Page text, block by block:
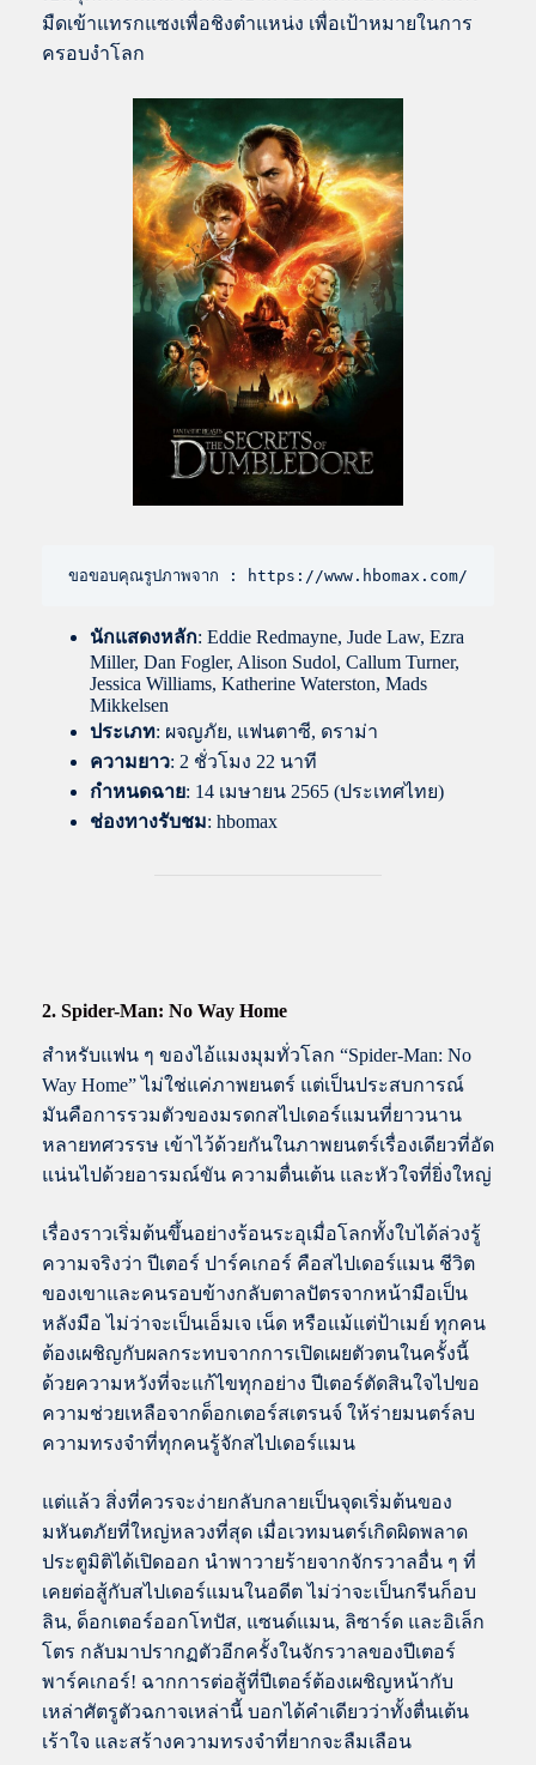
มืดเข้าแทรกแซงเพื่อชิงตำแหน่ง เพื่อเป้าหมายในการ
ครอบงำโลก
ขอขอบคุณรูปภาพจาก : https://www.hbomax.com/
นักแสดงหลัก: Eddie Redmayne, Jude Law, Ezra
Miller, Dan Fogler, Alison Sudol, Callum Turner,
Jessica Williams, Katherine Waterston, Mads
Mikkelsen
ประเภท: ผจญภัย, แฟนตาซี, ดราม่า
ความยาว: 2 ชั่วโมง 22 นาที
กำหนดฉาย: 14 เมษายน 2565 (ประเทศไทย)
ช่องทางรับชม: hbomax
2. Spider-Man: No Way Home
สำหรับแฟน ๆ ของไอ้แมงมุมทั่วโลก “Spider-Man: No
Way Home” ไม่ใช่แค่ภาพยนตร์ แต่เป็นประสบการณ์
มันคือการรวมตัวของมรดกสไปเดอร์แมนที่ยาวนาน
หลายทศวรรษ เข้าไว้ด้วยกันในภาพยนตร์เรื่องเดียวที่อัด
แน่นไปด้วยอารมณ์ขัน ความตื่นเต้น และหัวใจที่ยิ่งใหญ่
เรื่องราวเริ่มต้นขึ้นอย่างร้อนระอุเมื่อโลกทั้งใบได้ล่วงรู้
ความจริงว่า ปีเตอร์ ปาร์คเกอร์ คือสไปเดอร์แมน ชีวิต
ของเขาและคนรอบข้างกลับตาลปัตรจากหน้ามือเป็น
หลังมือ ไม่ว่าจะเป็นเอ็มเจ เน็ด หรือแม้แต่ป้าเมย์ ทุกคน
ต้องเผชิญกับผลกระทบจากการเปิดเผยตัวตนในครั้งนี้
ด้วยความหวังที่จะแก้ไขทุกอย่าง ปีเตอร์ตัดสินใจไปขอ
ความช่วยเหลือจากด็อกเตอร์สเตรนจ์ ให้ร่ายมนตร์ลบ
ความทรงจำที่ทุกคนรู้จักสไปเดอร์แมน
แต่แล้ว สิ่งที่ควรจะง่ายกลับกลายเป็นจุดเริ่มต้นของ
มหันตภัยที่ใหญ่หลวงที่สุด เมื่อเวทมนตร์เกิดผิดพลาด
ประตูมิติได้เปิดออก นำพาวายร้ายจากจักรวาลอื่น ๆ ที่
เคยต่อสู้กับสไปเดอร์แมนในอดีต ไม่ว่าจะเป็นกรีนก็อบ
ลิน, ด็อกเตอร์ออกโทปัส, แซนด์แมน, ลิซาร์ด และอิเล็ก
โตร กลับมาปรากฏตัวอีกครั้งในจักรวาลของปีเตอร์
พาร์คเกอร์! ฉากการต่อสู้ที่ปีเตอร์ต้องเผชิญหน้ากับ
เหล่าศัตรูตัวฉกาจเหล่านี้ บอกได้คำเดียวว่าทั้งตื่นเต้น
เร้าใจ และสร้างความทรงจำที่ยากจะลืมเลือน